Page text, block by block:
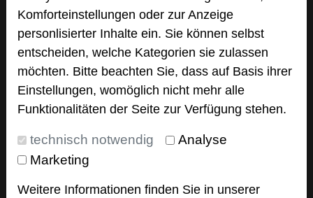
Komforteinstellungen oder zur Anzeige
personlisierter Inhalte ein. Sie können selbst
entscheiden, welche Kategorien sie zulassen
möchten. Bitte beachten Sie, dass auf Basis ihrer
Einstellungen, womöglich nicht mehr alle
Funktionalitäten der Seite zur Verfügung stehen.
technisch notwendig
Analyse
Marketing
Weitere Informationen finden Sie in unserer
Besonders geeignet für
Seminar, Klausur
175 Seiten dieses Hotels wurden in den
vergangenen 30 Tagen auf diesem Portal
aufgerufen.